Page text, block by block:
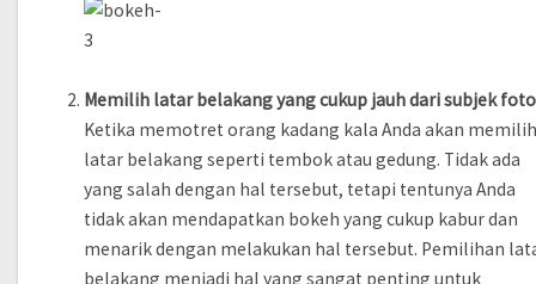
Memilih latar belakang yang cukup jauh dari subjek foto
Ketika memotret orang kadang kala Anda akan
latar belakang seperti tembok atau gedung. Tidak ada
yang salah dengan hal tersebut, tetapi tentunya Anda
tidak akan mendapatkan bokeh yang cukup kabur dan
menarik dengan melakukan hal tersebut. Pemilihan
belakang menjadi hal yang sangat penting untuk